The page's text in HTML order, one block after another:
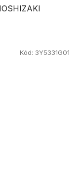
Kód: 3Y5331G01